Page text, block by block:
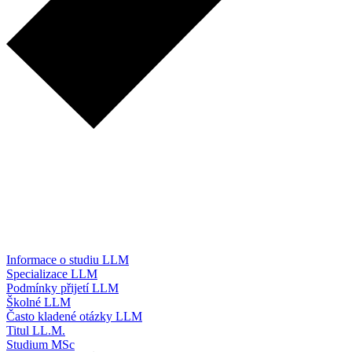
Informace o studiu LLM
Specializace LLM
Podmínky přijetí LLM
Školné LLM
Často kladené otázky LLM
Titul LL.M.
Studium MSc